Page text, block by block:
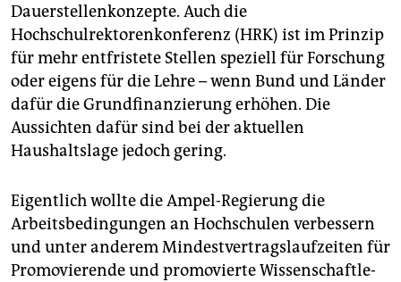
Dauerstellenkonzepte. Auch die
Hochschulrektorenkonferenz (HRK) ist im Prinzip
für mehr entfristete Stellen speziell für Forschung
oder eigens für die Lehre – wenn Bund und Länder
dafür die Grundfinanzierung erhöhen. Die
Aussichten dafür sind bei der aktuellen
Haushaltslage jedoch gering.
Eigentlich wollte die Ampel-Regierung die
Arbeitsbedingungen an Hochschulen verbessern
und unter anderem Mindestvertragslaufzeiten für
Promovierende und promovierte Wis­sen­schaft­le­